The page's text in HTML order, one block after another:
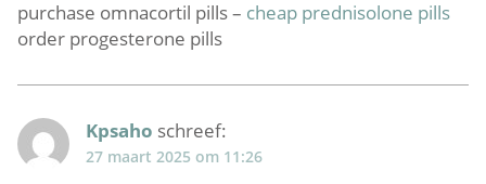
purchase omnacortil pills – cheap prednisolone pills
order progesterone pills
Kpsaho schreef:
27 maart 2025 om 11:26